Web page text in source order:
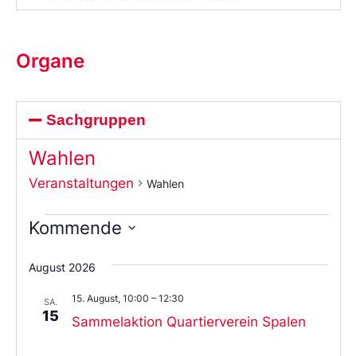
Organe
Sachgruppen
Wahlen
Veranstaltungen Wahlen
Kommende
Sie
das
aus.
August 2026
SA.
15 Sammelaktion Quartierverein Spalen
15. August, 10:00 – 12:30